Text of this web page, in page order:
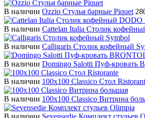
В наличии Ozzio Стулья барные Piquet
В наличии Cattelan Italia Столик
В наличии Calligaris Столик кофейный
В наличии Domingo Salotti Пуф-кровать
В наличии 100х100 Classico Стол
В наличии 100х100 Classico Витрина